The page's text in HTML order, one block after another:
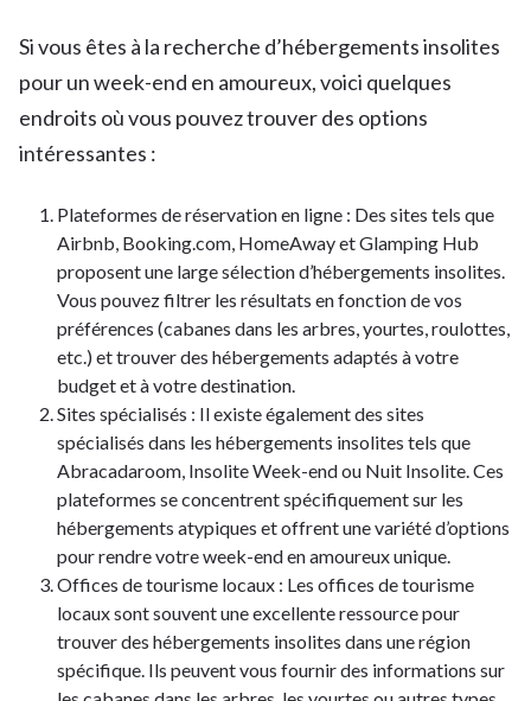
Si vous êtes à la recherche d’hébergements insolites
pour un week-end en amoureux, voici quelques
endroits où vous pouvez trouver des options
intéressantes :
Plateformes de réservation en ligne : Des sites tels que
Airbnb, Booking.com, HomeAway et Glamping Hub
proposent une large sélection d’hébergements insolites.
Vous pouvez filtrer les résultats en fonction de vos
préférences (cabanes dans les arbres, yourtes, roulottes,
etc.) et trouver des hébergements adaptés à votre
budget et à votre destination.
Sites spécialisés : Il existe également des sites
spécialisés dans les hébergements insolites tels que
Abracadaroom, Insolite Week-end ou Nuit Insolite. Ces
plateformes se concentrent spécifiquement sur les
hébergements atypiques et offrent une variété d’options
pour rendre votre week-end en amoureux unique.
Offices de tourisme locaux : Les offices de tourisme
locaux sont souvent une excellente ressource pour
trouver des hébergements insolites dans une région
spécifique. Ils peuvent vous fournir des informations sur